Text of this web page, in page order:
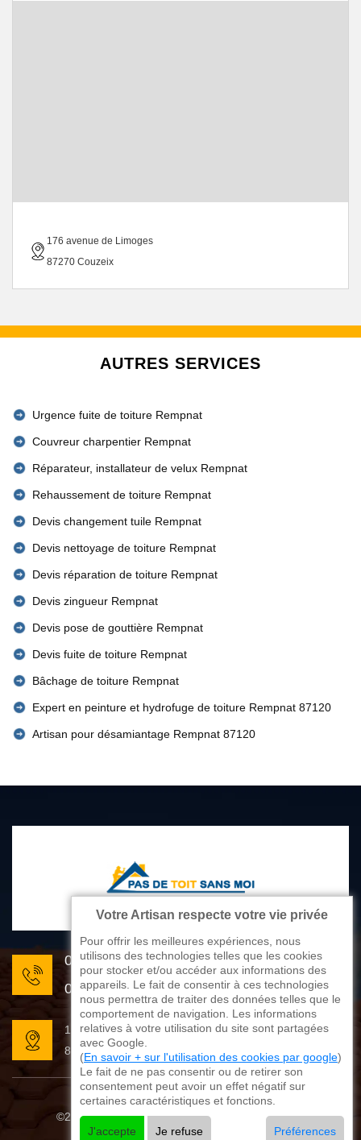
176 avenue de Limoges
87270 Couzeix
AUTRES SERVICES
Urgence fuite de toiture Rempnat
Couvreur charpentier Rempnat
Réparateur, installateur de velux Rempnat
Rehaussement de toiture Rempnat
Devis changement tuile Rempnat
Devis nettoyage de toiture Rempnat
Devis réparation de toiture Rempnat
Devis zingueur Rempnat
Devis pose de gouttière Rempnat
Devis fuite de toiture Rempnat
Bâchage de toiture Rempnat
Expert en peinture et hydrofuge de toiture Rempnat 87120
Artisan pour désamiantage Rempnat 87120
05 33 06 22 81
07 80 33 28 62
176 avenue de Limoges
87270 Couzeix
©2025 - 2026 Tout droit réservé Mentions légales
Votre Artisan respecte votre vie privée
Pour offrir les meilleures expériences, nous
utilisons des technologies telles que les cookies
pour stocker et/ou accéder aux informations des
appareils. Le fait de consentir à ces technologies
nous permettra de traiter des données telles que le
comportement de navigation. Les informations
relatives à votre utilisation du site sont partagées
avec Google.
(En savoir + sur l'utilisation des cookies par google)
Le fait de ne pas consentir ou de retirer son
consentement peut avoir un effet négatif sur
certaines caractéristiques et fonctions.
J'accepte Je refuse Préférences